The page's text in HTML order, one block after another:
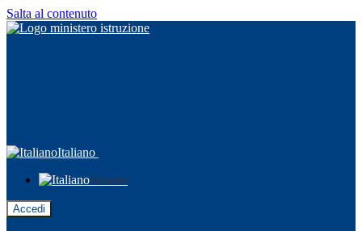
Salta al contenuto
Italiano
Italiano
Accedi